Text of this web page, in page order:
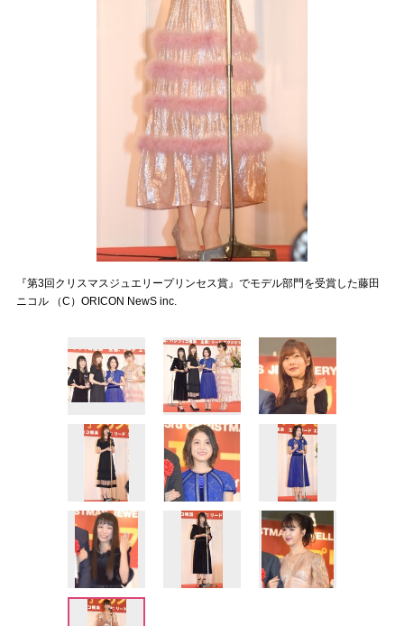
『第3回クリスマスジュエリープリンセス賞』でモデル部門を受賞した藤田
ニコル （C）ORICON NewS inc.